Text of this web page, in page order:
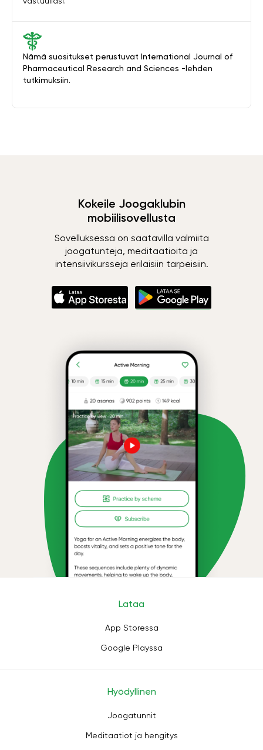
Nämä suositukset perustuvat International Journal of
Pharmaceutical Research and Sciences -lehden
tutkimuksiin.
Kokeile Joogaklubin
mobiilisovellusta
Sovelluksessa on saatavilla valmiita
joogatunteja, meditaatioita ja
intensiivikursseja erilaisiin tarpeisiin.
Lataa
App Storessa
Google Playssa
Hyödyllinen
Joogatunnit
Meditaatiot ja hengitys